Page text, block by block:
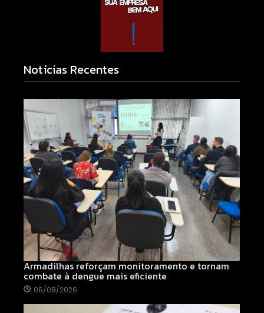
Notícias Recentes
Armadilhas reforçam monitoramento e tornam
combate à dengue mais eficiente
06/08/2026